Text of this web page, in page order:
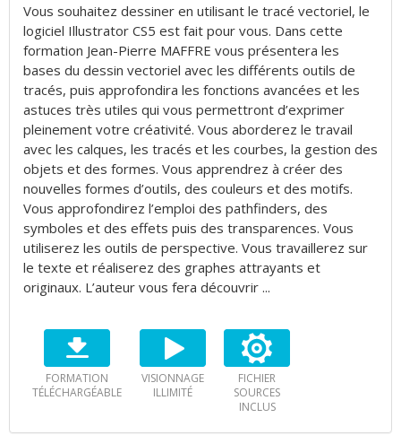
Vous souhaitez dessiner en utilisant le tracé vectoriel, le
logiciel Illustrator CS5 est fait pour vous. Dans cette
formation Jean-Pierre MAFFRE vous présentera les
bases du dessin vectoriel avec les différents outils de
tracés, puis approfondira les fonctions avancées et les
astuces très utiles qui vous permettront d’exprimer
pleinement votre créativité. Vous aborderez le travail
avec les calques, les tracés et les courbes, la gestion des
objets et des formes. Vous apprendrez à créer des
nouvelles formes d’outils, des couleurs et des motifs.
Vous approfondirez l’emploi des pathfinders, des
symboles et des effets puis des transparences. Vous
utiliserez les outils de perspective. Vous travaillerez sur
le texte et réaliserez des graphes attrayants et
originaux. L’auteur vous fera découvrir ...
FORMATION
TÉLÉCHARGÉABLE
VISIONNAGE
ILLIMITÉ
FICHIER
SOURCES
INCLUS